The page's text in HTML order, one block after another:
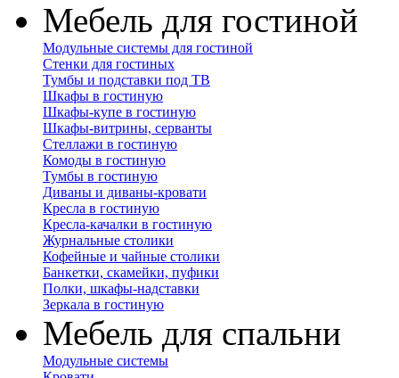
Мебель для гостиной
Модульные системы для гостиной
Стенки для гостиных
Тумбы и подставки под ТВ
Шкафы в гостиную
Шкафы-купе в гостиную
Шкафы-витрины, серванты
Стеллажи в гостиную
Комоды в гостиную
Тумбы в гостиную
Диваны и диваны-кровати
Кресла в гостиную
Кресла-качалки в гостиную
Журнальные столики
Кофейные и чайные столики
Банкетки, скамейки, пуфики
Полки, шкафы-надставки
Зеркала в гостиную
Мебель для спальни
Модульные системы